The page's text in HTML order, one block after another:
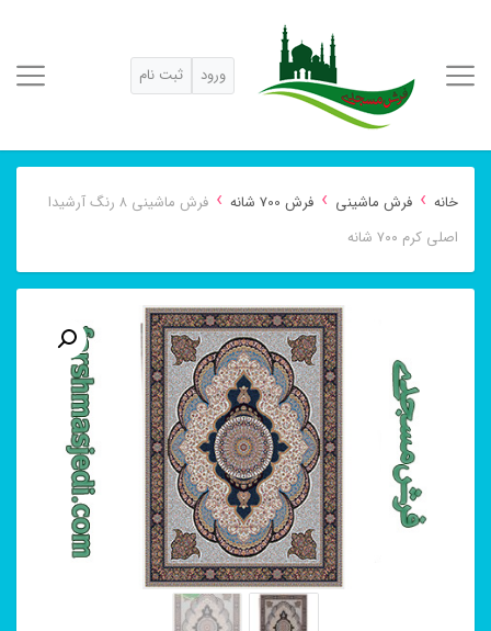
ورود ثبت نام
خانه › فرش ماشینی › فرش 700 شانه ›
فرش ماشینی ۸ رنگ آرشیدا
اصلی کرم ۷۰۰ شانه